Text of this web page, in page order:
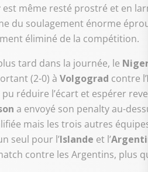
est même resté prostré et en
du soulagement énorme
éliminé de la compétition.
tard dans la journée, le
(2-0) à Volgograd contre l’
réduire l’écart et espérer
a envoyé son penalty au-
mais les trois autres
seul pour l’Islande et l’
contre les Argentins, plus